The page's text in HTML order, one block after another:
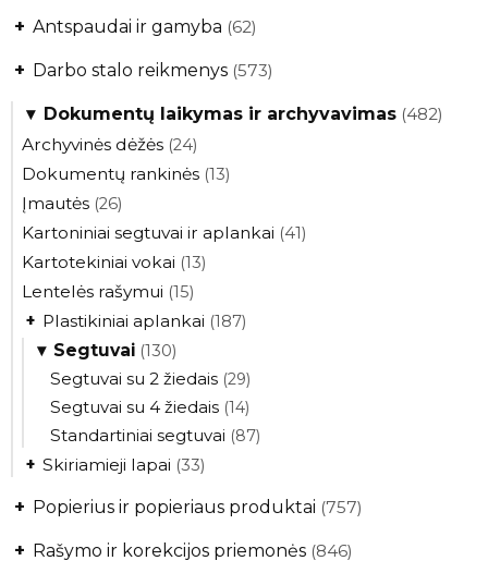
+ Antspaudai ir gamyba (62)
+ Darbo stalo reikmenys (573)
▾ Dokumentų laikymas ir archyvavimas (482)
Archyvinės dėžės (24)
Dokumentų rankinės (13)
Įmautės (26)
Kartoniniai segtuvai ir aplankai (41)
Kartotekiniai vokai (13)
Lentelės rašymui (15)
+ Plastikiniai aplankai (187)
▾ Segtuvai (130)
Segtuvai su 2 žiedais (29)
Segtuvai su 4 žiedais (14)
Standartiniai segtuvai (87)
+ Skiriamieji lapai (33)
+ Popierius ir popieriaus produktai (757)
+ Rašymo ir korekcijos priemonės (846)